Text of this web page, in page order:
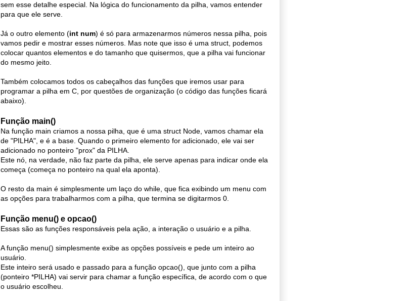
sem esse detalhe especial. Na lógica do funcionamento da pilha, vamos entender
para que ele serve.
Já o outro elemento (int num) é só para armazenarmos números nessa pilha, pois
vamos pedir e mostrar esses números. Mas note que isso é uma struct, podemos
colocar quantos elementos e do tamanho que quisermos, que a pilha vai funcionar
do mesmo jeito.
Também colocamos todos os cabeçalhos das funções que iremos usar para
programar a pilha em C, por questões de organização (o código das funções ficará
abaixo).
Função main()
Na função main criamos a nossa pilha, que é uma struct Node, vamos chamar ela
de "PILHA", e é a base. Quando o primeiro elemento for adicionado, ele vai ser
adicionado no ponteiro "prox" da PILHA.
Este nó, na verdade, não faz parte da pilha, ele serve apenas para indicar onde ela
começa (começa no ponteiro na qual ela aponta).
O resto da main é simplesmente um laço do while, que fica exibindo um menu com
as opções para trabalharmos com a pilha, que termina se digitarmos 0.
Função menu() e opcao()
Essas são as funções responsáveis pela ação, a interação o usuário e a pilha.
A função menu() simplesmente exibe as opções possíveis e pede um inteiro ao
usuário.
Este inteiro será usado e passado para a função opcao(), que junto com a pilha
(ponteiro *PILHA) vai servir para chamar a função específica, de acordo com o que
o usuário escolheu.